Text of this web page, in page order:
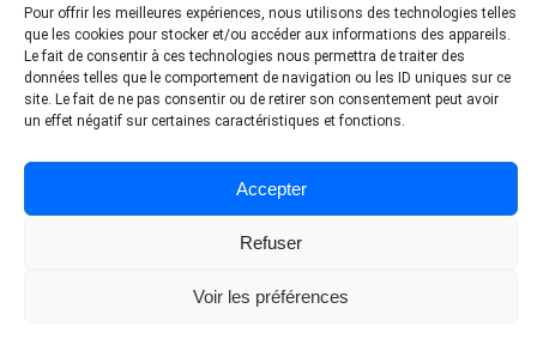
Pour offrir les meilleures expériences, nous utilisons des technologies telles
que les cookies pour stocker et/ou accéder aux informations des appareils.
Le fait de consentir à ces technologies nous permettra de traiter des
données telles que le comportement de navigation ou les ID uniques sur ce
site. Le fait de ne pas consentir ou de retirer son consentement peut avoir
un effet négatif sur certaines caractéristiques et fonctions.
Accepter
Refuser
Voir les préférences
© Tous droits réservés - Collège Alma
Politique de confidentialité